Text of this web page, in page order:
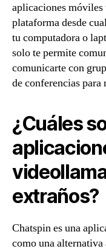
aplicaciones móviles
plataforma desde
tu computadora o
solo te permite
comunicarte con
de conferencias para
¿Cuáles
extraños?
Chatspin es una
como una